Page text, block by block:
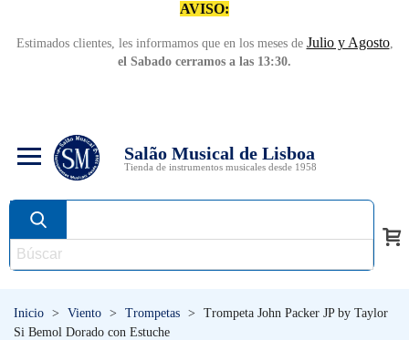
AVISO:
Estimados clientes, les informamos que en los meses de Julio y Agosto,
el Sabado cerramos a las 13:30.
Salão Musical de Lisboa
Tienda de instrumentos musicales desde 1958
Inicio > Viento > Trompetas >
Trompeta John Packer JP by Taylor
Si Bemol Dorado con Estuche